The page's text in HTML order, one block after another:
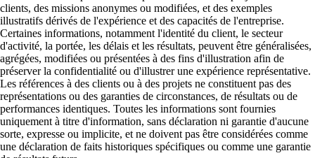
clients, des missions anonymes ou modifiées, et des exemples
illustratifs dérivés de l'expérience et des capacités de l'entreprise.
Certaines informations, notamment l'identité du client, le secteur
d'activité, la portée, les délais et les résultats, peuvent être généralisées,
agrégées, modifiées ou présentées à des fins d'illustration afin de
préserver la confidentialité ou d'illustrer une expérience représentative.
Les références à des clients ou à des projets ne constituent pas des
représentations ou des garanties de circonstances, de résultats ou de
performances identiques. Toutes les informations sont fournies
uniquement à titre d'information, sans déclaration ni garantie d'aucune
sorte, expresse ou implicite, et ne doivent pas être considérées comme
une déclaration de faits historiques spécifiques ou comme une garantie